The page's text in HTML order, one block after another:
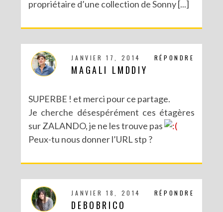
propriétaire d’une collection de Sonny [...]
RÉPONDRE
JANVIER 17, 2014
MAGALI LMDDIY
SUPERBE ! et merci pour ce partage.
Je cherche désespérément ces étagères
sur ZALANDO, je ne les trouve pas
Peux-tu nous donner l’URL stp ?
RÉPONDRE
JANVIER 18, 2014
DEBOBRICO